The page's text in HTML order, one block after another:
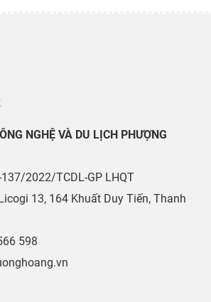
NGHỆ VÀ DU LỊCH PHƯỢNG
137/2022/TCDL-GP LHQT
13, 164 Khuất Duy Tiến, Thanh
598